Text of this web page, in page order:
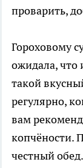
проварить,
Гороховому
ожидала, что
такой
регулярно,
вам
копчёности.
честный